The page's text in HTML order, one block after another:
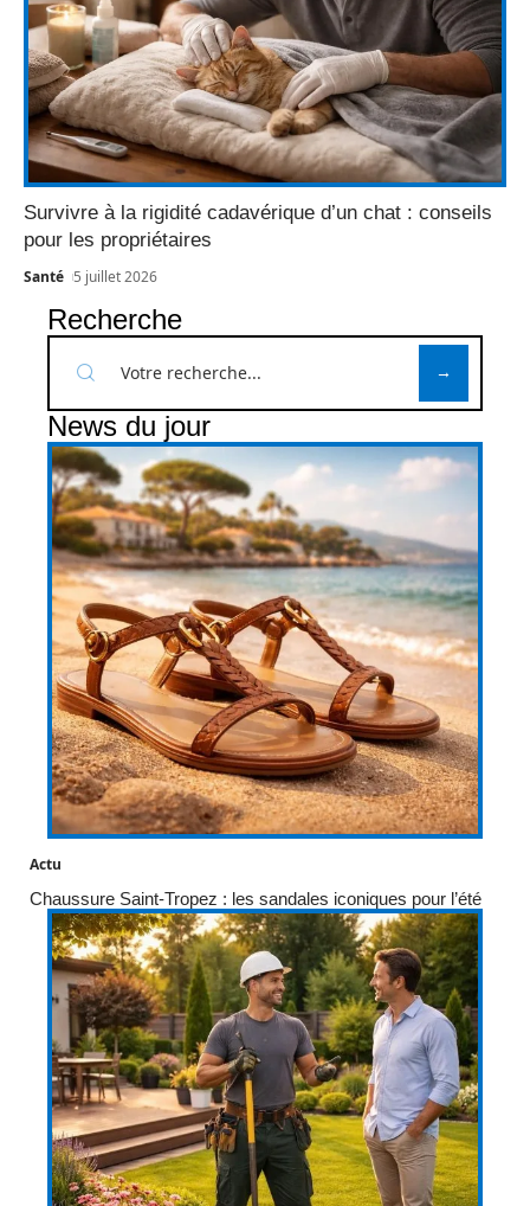
Survivre à la rigidité cadavérique d’un chat : conseils
pour les propriétaires
Santé 5 juillet 2026
Recherche
News du jour
Actu
Chaussure Saint-Tropez : les sandales iconiques pour l’été